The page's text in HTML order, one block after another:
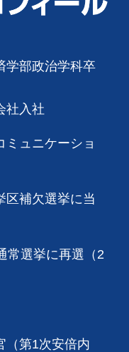
学部政治学科卒
社入社
ミュニケーショ
区補欠選挙に当
常選挙に再選（2
（第1次安倍内